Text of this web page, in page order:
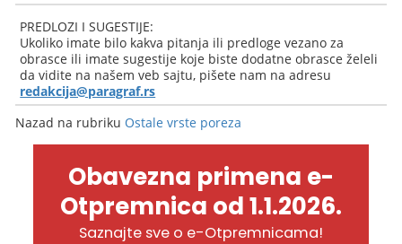
PREDLOZI I SUGESTIJE:
Ukoliko imate bilo kakva pitanja ili predloge vezano za
obrasce ili imate sugestije koje biste dodatne obrasce želeli
da vidite na našem veb sajtu, pišete nam na adresu
redakcija@paragraf.rs
Nazad na rubriku Ostale vrste poreza
Obavezna primena e-
Otpremnica od 1.1.2026.
Saznajte sve o e-Otpremnicama!